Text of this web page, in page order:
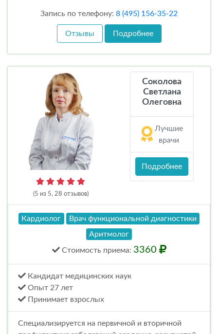
Запись по телефону: 8 (495) 156-35-22
Отзывы Подробнее
(5 из 5, 28 отзывов)
Соколова
Светлана
Олеговна
Лучшие
врачи
Подробнее
Кардиолог
Врач функциональной диагностики
Аритмолог
Стоимость приема: 3360
Кандидат медицинских наук
Опыт 27 лет
Принимает взрослых
Специализируется на первичной и вторичной